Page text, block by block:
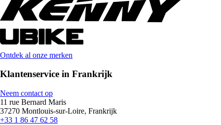
Ontdek al onze merken
Klantenservice in Frankrijk
Neem contact op
11 rue Bernard Maris
37270 Montlouis-sur-Loire, Frankrijk
+33 1 86 47 62 58